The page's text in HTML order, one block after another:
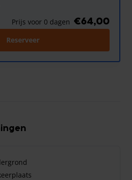
Prijs voor 0 dagen €64,00
Reserveer